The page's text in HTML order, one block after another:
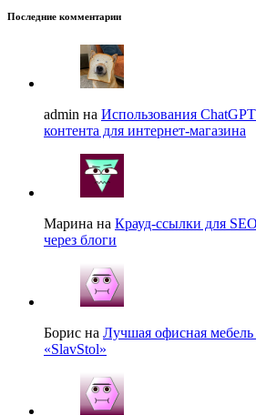
Последние комментарии
admin на Использования
контента для интернет-магазина
Марина на Крауд-ссылки для
через блоги
Борис на Лучшая офисная
«SlavStol»